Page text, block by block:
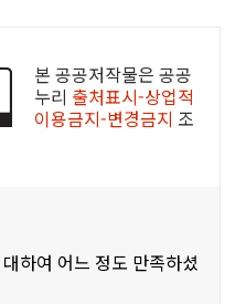
본 공공저작물은 공공
누리 출처표시-상업적
이용금지-변경금지 조
하여 어느 정도 만족하셨